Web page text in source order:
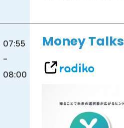
07:55
-
08:00
Money Talks